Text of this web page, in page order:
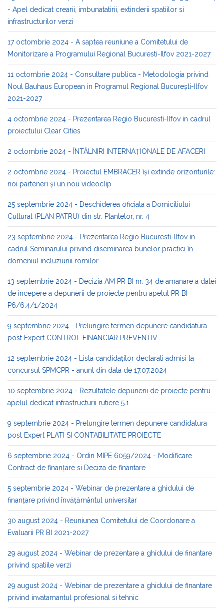
- Apel dedicat crearii, imbunatatirii, extinderii spatiilor si
infrastructurilor verzi
17 octombrie 2024 - A saptea reuniune a Comitetului de
Monitorizare a Programului Regional Bucuresti-Ilfov 2021-2027
11 octombrie 2024 - Consultare publica - Metodologia privind
Noul Bauhaus European in Programul Regional București-Ilfov
2021-2027
4 octombrie 2024 - Prezentarea Regio Bucuresti-Ilfov in cadrul
proiectului Clear Cities
2 octombrie 2024 - ÎNTÂLNIRI INTERNAȚIONALE DE AFACERI
2 octombrie 2024 - Proiectul EMBRACER își extinde orizonturile:
noi parteneri și un nou videoclip
25 septembrie 2024 - Deschiderea oficiala a Domiciliului
Cultural (PLAN PATRU) din str. Plantelor, nr. 4
23 septembrie 2024 - Prezentarea Regio Bucuresti-Ilfov in
cadrul Seminarului privind diseminarea bunelor practici în
domeniul incluziunii romilor
13 septembrie 2024 - Decizia AM PR BI nr. 34 de amanare a datei
de incepere a depunerii de proiecte pentru apelul PR BI
P6/6.4/1/2024
9 septembrie 2024 - Prelungire termen depunere candidatura
post Expert CONTROL FINANCIAR PREVENTIV
12 septembrie 2024 - Lista candidaților declarati admisi la
concursul SPMCPR - anunt din data de 17.07.2024
10 septembrie 2024 - Rezultatele depunerii de proiecte pentru
apelul dedicat infrastructurii rutiere 5.1
9 septembrie 2024 - Prelungire termen depunere candidatura
post Expert PLATI SI CONTABILITATE PROIECTE
6 septembrie 2024 - Ordin MIPE 6059/2024 - Modificare
Contract de finanţare si Deciza de finantare
5 septembrie 2024 - Webinar de prezentare a ghidului de
finanțare privind învățământul universitar
30 august 2024 - Reuniunea Comitetului de Coordonare a
Evaluarii PR BI 2021-2027
29 august 2024 - Webinar de prezentare a ghidului de finantare
privind spatiile verzi
29 august 2024 - Webinar de prezentare a ghidului de finantare
privind invatamantul profesional si tehnic